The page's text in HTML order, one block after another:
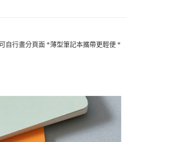
自行畫分頁面 *薄型筆記本攜帶更輕便 *